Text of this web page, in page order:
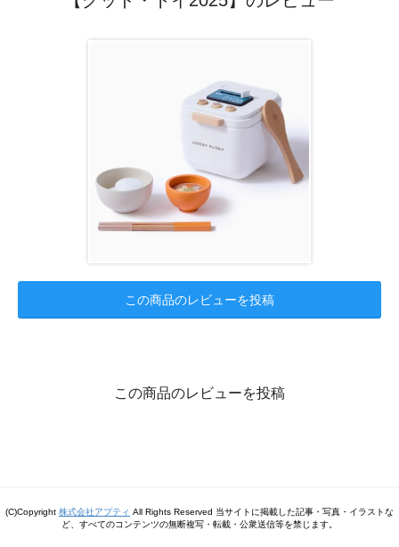
この商品のレビューを投稿
この商品のレビューを投稿
(C)Copyright 株式会社アプティ All Rights Reserved 当サイトに掲載した記事・写真・イラストな
ど、すべてのコンテンツの無断複写・転載・公衆送信等を禁じます。